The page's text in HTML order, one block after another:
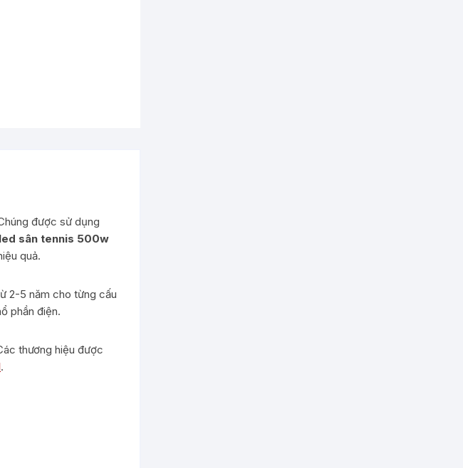
được sử dụng
sân tennis 500w
quả.
2-5 năm cho từng cấu
phần điện.
thương hiệu được
.